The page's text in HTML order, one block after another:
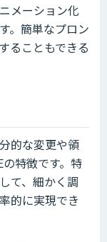
メーション化
。簡単なプロン
ることもできる
的な変更や領
特徴です。特
て、細かく調
的に実現でき